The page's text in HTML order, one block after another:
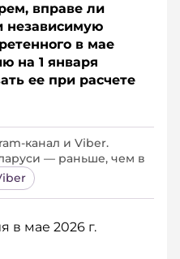
вправе ли
независимую
в мае
на 1 января
ее при расчете
и Viber.
— раньше, чем в
в мае 2026 г.